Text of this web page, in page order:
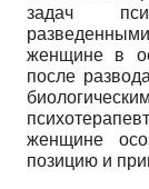
задач
женщине в
после
женщине
позицию и